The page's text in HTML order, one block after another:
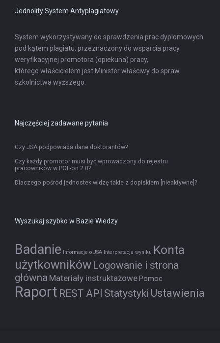
Jednolity System Antyplagiatowy
System wykorzystywany do sprawdzenia prac dyplomowych
pod kątem plagiatu, przeznaczony do wsparcia pracy
weryfikacyjnej promotora (opiekuna) pracy,
którego właścicielem jest Minister właściwy do spraw
szkolnictwa wyższego.
Najczęściej zadawane pytania
Czy JSA podpowiada dane doktorantów?
Czy każdy promotor musi być wprowadzony do rejestru
pracowników w POL-on 2.0?
Dlaczego pośród jednostek widzę takie z dopiskiem [nieaktywne]?
Wyszukaj szybko w Bazie Wiedzy
Badanie Informacje o JSA Interpretacja wyniku Konta
użytkowników Logowanie i strona
główna Materiały instruktażowe Pomoc
Raport REST API Statystyki Ustawienia